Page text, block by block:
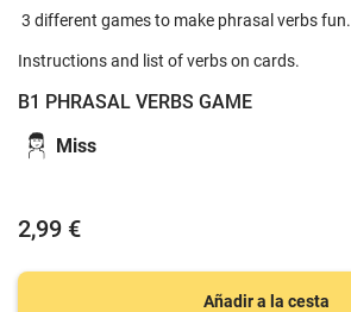
3 different games to make phrasal verbs fun.
Instructions and list of verbs on cards.
B1 PHRASAL VERBS GAME
Miss
2,99 €
Añadir a la cesta